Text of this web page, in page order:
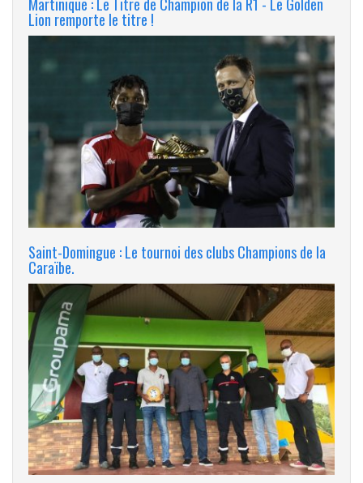
Lion remporte le titre !
Saint-Domingue : Le tournoi des clubs Champions de la
Caraïbe.